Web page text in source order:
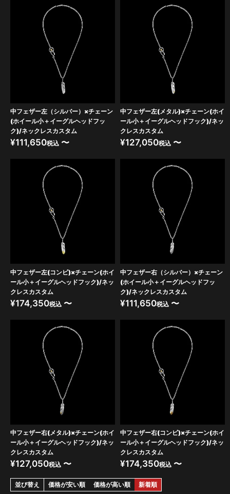
中フェザー左（シルバー）×チェーン
(ホイール小＋イーグルヘッドフッ
ク)/ネックレスカスタム
¥111,650税込 〜
中フェザー左(メタル)×チェーン(ホイ
ール小＋イーグルヘッドフック)/ネッ
クレスカスタム
¥127,050税込 〜
中フェザー左(コンビ)×チェーン(ホイ
ール小＋イーグルヘッドフック)/ネッ
クレスカスタム
¥174,350税込 〜
中フェザー右（シルバー）×チェーン
(ホイール小＋イーグルヘッドフッ
ク)/ネックレスカスタム
¥111,650税込 〜
中フェザー右(メタル)×チェーン(ホイ
ール小＋イーグルヘッドフック)/ネッ
クレスカスタム
¥127,050税込 〜
中フェザー右(コンビ)×チェーン(ホイ
ール小＋イーグルヘッドフック)/ネッ
クレスカスタム
¥174,350税込 〜
並び替え 価格が安い順 価格が高い順 新着順